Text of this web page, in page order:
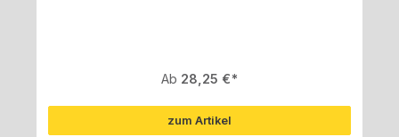
Regulärer Preis:
Ab 28,25 €
zum Artikel